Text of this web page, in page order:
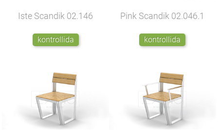
Iste Scandik 02.146
kontrollida
Pink Scandik 02.046.1
kontrollida